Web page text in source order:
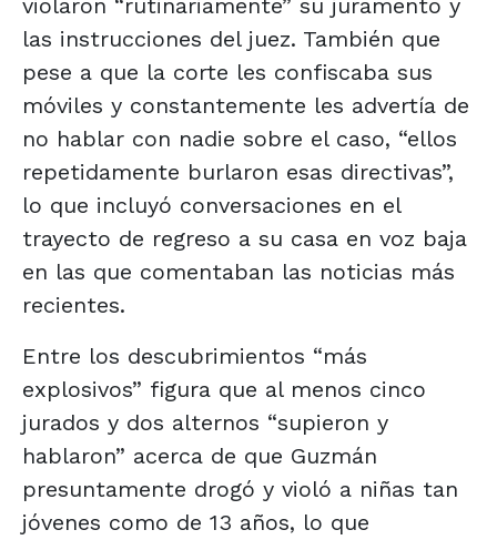
las instrucciones del juez. También que
pese a que la corte les confiscaba sus
móviles y constantemente les advertía de
no hablar con nadie sobre el caso, “ellos
repetidamente burlaron esas directivas”,
lo que incluyó conversaciones en el
trayecto de regreso a su casa en voz baja
en las que comentaban las noticias más
recientes.
Entre los descubrimientos “más
explosivos” figura que al menos cinco
jurados y dos alternos “supieron y
hablaron” acerca de que Guzmán
presuntamente drogó y violó a niñas tan
jóvenes como de 13 años, lo que